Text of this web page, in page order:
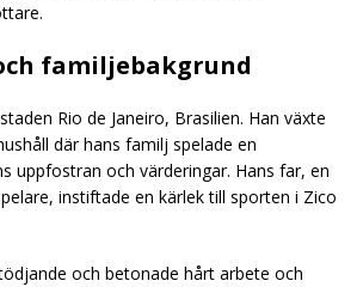
familjebakgrund
Rio de Janeiro, Brasilien. Han växte
där hans familj spelade en
uppfostran och värderingar. Hans far, en
instiftade en kärlek till sporten i Zico
och betonade hårt arbete och